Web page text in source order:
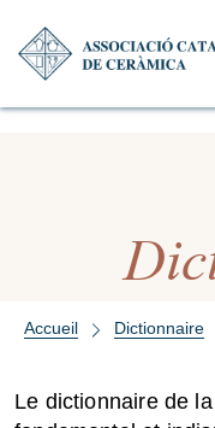
Accueil Dictionnaire
Le dictionnaire de